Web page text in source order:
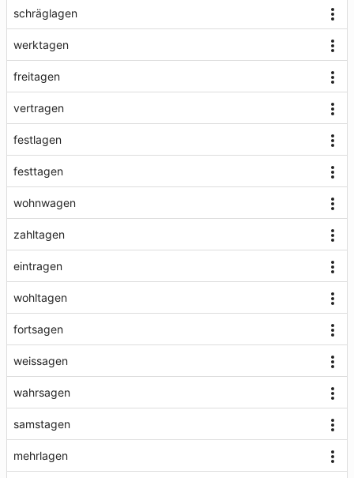
schräglagen
werktagen
freitagen
vertragen
festlagen
festtagen
wohnwagen
zahltagen
eintragen
wohltagen
fortsagen
weissagen
wahrsagen
samstagen
mehrlagen